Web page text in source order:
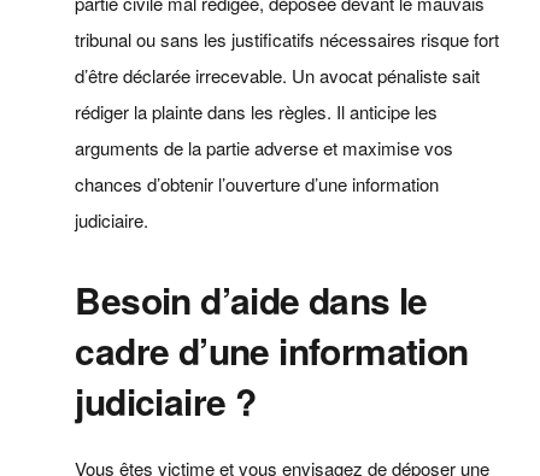
tribunal ou sans les justificatifs nécessaires risque fort
d’être déclarée irrecevable. Un avocat pénaliste sait
rédiger la plainte dans les règles. Il anticipe les
arguments de la partie adverse et maximise vos
chances d’obtenir l’ouverture d’une information
judiciaire.
Besoin d’aide dans le
cadre d’une information
judiciaire ?
Vous êtes victime et vous envisagez de déposer une